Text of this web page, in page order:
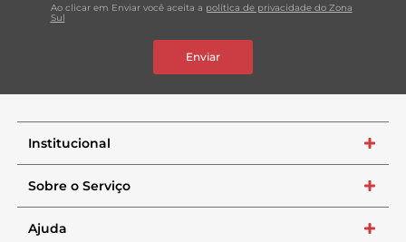
Ao clicar em Enviar você aceita a política de privacidade do Zona
Sul
Enviar
Institucional +
Sobre o Serviço +
Ajuda +